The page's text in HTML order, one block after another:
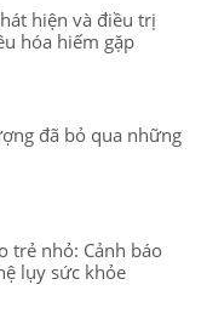
hiện và điều trị
hóa hiếm gặp
đã bỏ qua những
trẻ nhỏ: Cảnh báo
lụy sức khỏe